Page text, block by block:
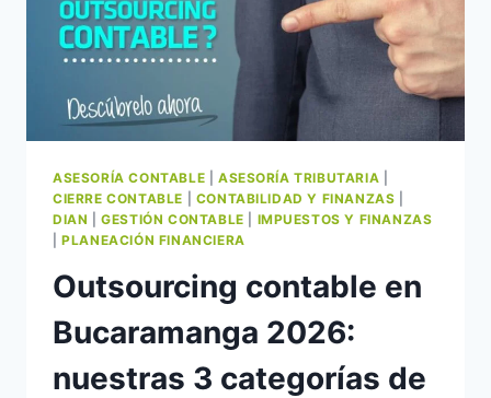
CLIENTE):
MATRIZ
DE
RESPONSABILIDADES.
ASESORÍA CONTABLE ASESORÍA TRIBUTARIA
CIERRE CONTABLE
CONTABILIDAD Y FINANZAS
DIAN |GESTIÓN CONTABLE
IMPUESTOS Y FINANZAS
|PLANEACIÓN FINANCIERA
Outsourcing contable en
Bucaramanga 2026:
nuestras 3 categorías de